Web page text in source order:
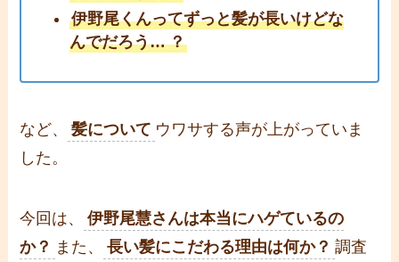
伊野尾くんってずっと髪が長いけどな
んでだろう… ？
など、 髪について ウワサする声が上がっていま
した。
今回は、
伊野尾慧さんは本当にハゲているの
か？ また、 長い髪にこだわる理由は何か？ 調査